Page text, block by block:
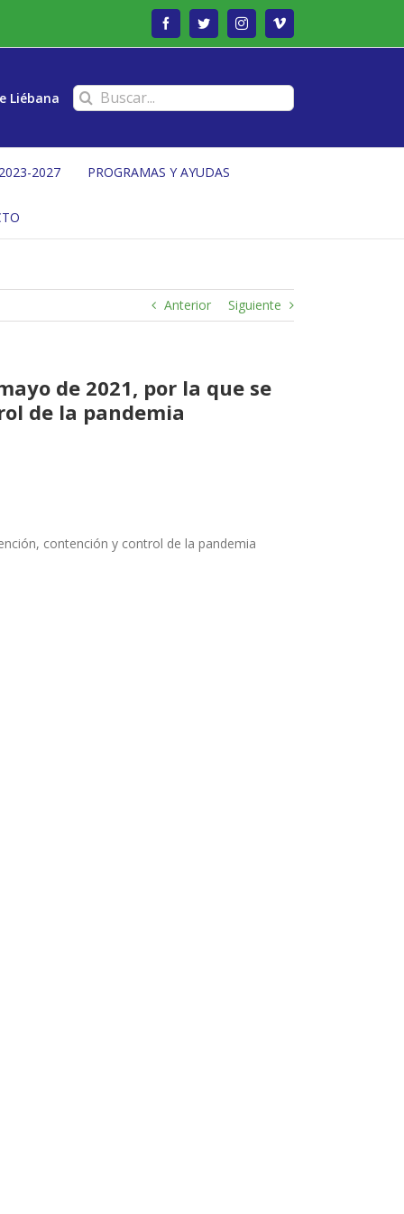
FacebookTwitterInstagramVimeo
Liébana Buscar:
2027 PROGRAMAS Y AYUDAS
Anterior Siguiente
de 2021, por la que se
de la pandemia
contención y control de la pandemia